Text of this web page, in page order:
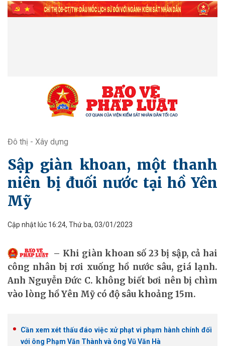
Đô thị - Xây dựng
Sập giàn khoan, một thanh
niên bị đuối nước tại hồ Yên
Mỹ
Cập nhật lúc 16:24, Thứ ba, 03/01/2023
Khi giàn khoan số 23 bị sập, cả hai
công nhân bị rơi xuống hồ nước sâu, giá lạnh.
Anh Nguyễn Đức C. không biết bơi nên bị chìm
vào lòng hồ Yên Mỹ có độ sâu khoảng 15m.
Cần xem xét thấu đáo việc xử phạt vi phạm hành chính đối
với ông Phạm Văn Thành và ông Vũ Văn Hà